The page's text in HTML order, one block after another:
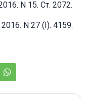
N 15. Ст. 2072.
N 27 (I). 4159.